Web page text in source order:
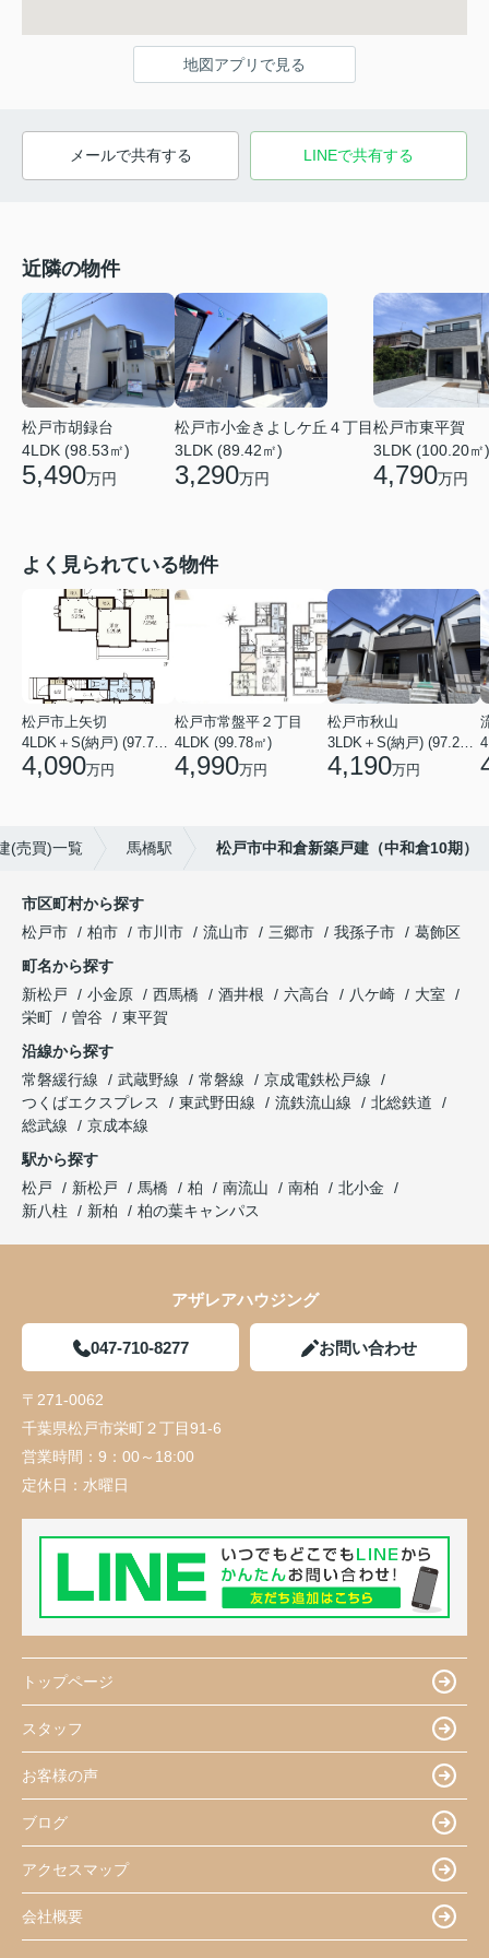
地図アプリで見る
メールで共有する LINEで共有する
近隣の物件
松戸市胡録台
4LDK (98.53㎡)
5,490万円
松戸市小金きよしケ丘４丁目
3LDK (89.42㎡)
3,290万円
松戸市東平賀
3LDK (100.20㎡)
4,790万円
よく見られている物件
松戸市上矢切
4LDK＋S(納戸) (97.71㎡)
4,090万円
松戸市常盤平２丁目
4LDK (99.78㎡)
4,990万円
松戸市秋山
3LDK＋S(納戸) (97.29㎡)
4,190万円
(売買)一覧 馬橋駅 松戸市中和倉新築戸建（中和倉10期）
市区町村から探す
松戸市
柏市 市川市 流山市 三郷市 我孫子市
葛飾区
町名から探す
新松戸
小金原 西馬橋 酒井根 六高台 八ケ崎
大室
栄町
曽谷
東平賀
沿線から探す
常磐緩行線
武蔵野線 常磐線
京成電鉄松戸線
つくばエクスプレス
東武野田線 流鉄流山線
北総鉄道
総武線
京成本線
駅から探す
松戸
新松戸 馬橋 柏 南流山 南柏
北小金
新八柱
新柏 柏の葉キャンパス
アザレアハウジング
047-710-8277 お問い合わせ
〒271-0062
千葉県松戸市栄町２丁目91-6
営業時間： 9：00～18:00
定休日： 水曜日
トップページ
スタッフ
お客様の声
ブログ
アクセスマップ
会社概要